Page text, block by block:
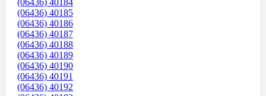
(06436) 40184
(06436) 40185
(06436) 40186
(06436) 40187
(06436) 40188
(06436) 40189
(06436) 40190
(06436) 40191
(06436) 40192